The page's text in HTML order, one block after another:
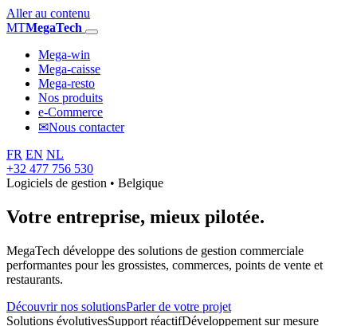
Aller au contenu
MTMegaTech
Mega-win
Mega-caisse
Mega-resto
Nos produits
e-Commerce
✉Nous contacter
FR EN NL
+32 477 756 530
Logiciels de gestion • Belgique
Votre entreprise, mieux pilotée.
MegaTech développe des solutions de gestion commerciale
performantes pour les grossistes, commerces, points de vente et
restaurants.
Découvrir nos solutionsParler de votre projet
Solutions évolutivesSupport réactifDéveloppement sur mesure